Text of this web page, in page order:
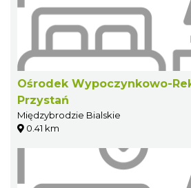
Ośrodek Wypoczynkowo-
Przystań
Międzybrodzie Bialskie
0.41 km